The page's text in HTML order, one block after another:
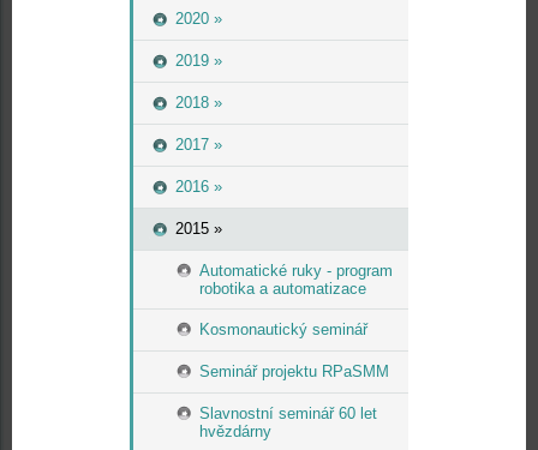
2020 »
2019 »
2018 »
2017 »
2016 »
2015 »
Automatické ruky - program
robotika a automatizace
Kosmonautický seminář
Seminář projektu RPaSMM
Slavnostní seminář 60 let
hvězdárny